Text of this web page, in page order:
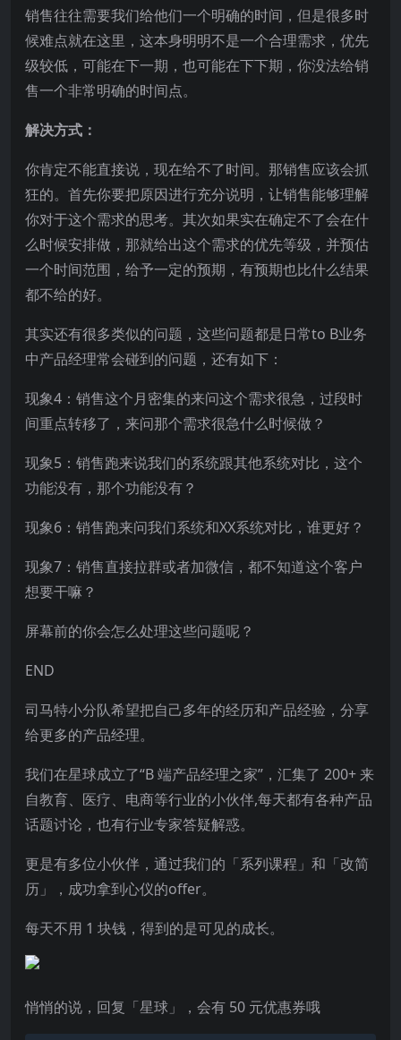
销售往往需要我们给他们一个明确的时间，但是很多时
候难点就在这里，这本身明明不是一个合理需求，优先
级较低，可能在下一期，也可能在下下期，你没法给销
售一个非常明确的时间点。
解决方式：
你肯定不能直接说，现在给不了时间。那销售应该会抓
狂的。首先你要把原因进行充分说明，让销售能够理解
你对于这个需求的思考。其次如果实在确定不了会在什
么时候安排做，那就给出这个需求的优先等级，并预估
一个时间范围，给予一定的预期，有预期也比什么结果
都不给的好。
其实还有很多类似的问题，这些问题都是日常to B业务
中产品经理常会碰到的问题，还有如下：
现象4：销售这个月密集的来问这个需求很急，过段时
间重点转移了，来问那个需求很急什么时候做？
现象5：销售跑来说我们的系统跟其他系统对比，这个
功能没有，那个功能没有？
现象6：销售跑来问我们系统和XX系统对比，谁更好？
现象7：销售直接拉群或者加微信，都不知道这个客户
想要干嘛？
屏幕前的你会怎么处理这些问题呢？
END
司马特小分队希望把自己多年的经历和产品经验，分享
给更多的产品经理。
我们在星球成立了“B 端产品经理之家”，汇集了 200+来
自教育、医疗、电商等行业的小伙伴,每天都有各种产品
话题讨论，也有行业专家答疑解惑。
更是有多位小伙伴，通过我们的「系列课程 」和 「改简
历 」 ， 成功拿到心仪的offer。
每天不用 1 块钱，得到的是可见的成长。
悄悄的说，回复「星球 」，会有 50 元优惠券哦